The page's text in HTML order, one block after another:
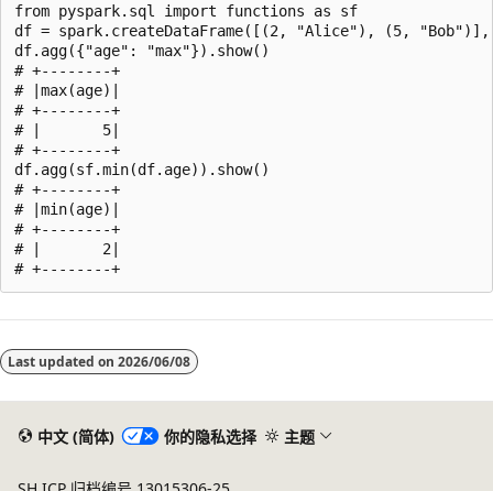
from pyspark.sql import functions as sf
df = spark.createDataFrame([(2, "Alice"), (5, "Bob")],
df.agg({"age": "max"}).show()
# +--------+
# |max(age)|
# +--------+
# |       5|
# +--------+
df.agg(sf.min(df.age)).show()
# +--------+
# |min(age)|
# +--------+
# |       2|
Last updated on 2026/06/08
中文 (简体) 你的隐私选择 主题